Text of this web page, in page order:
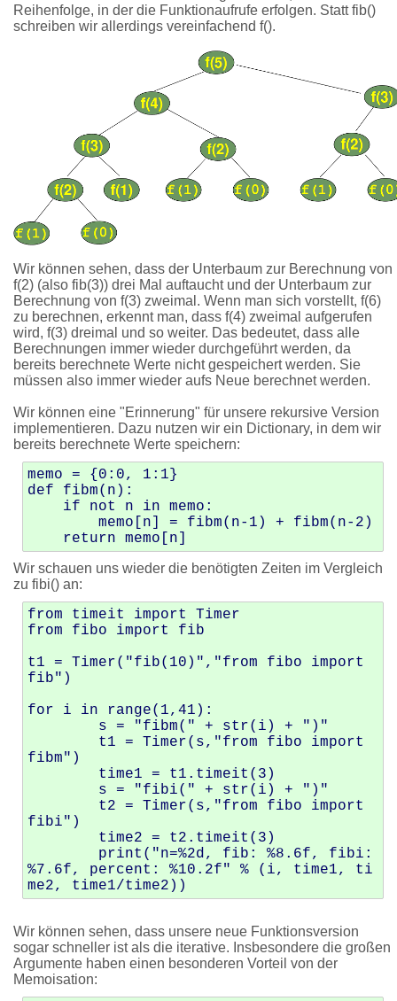
Reihenfolge, in der die Funktionaufrufe erfolgen. Statt fib()
schreiben wir allerdings vereinfachend f().
Wir können sehen, dass der Unterbaum zur Berechnung von
f(2) (also fib(3)) drei Mal auftaucht und der Unterbaum zur
Berechnung von f(3) zweimal. Wenn man sich vorstellt, f(6)
zu berechnen, erkennt man, dass f(4) zweimal aufgerufen
wird, f(3) dreimal und so weiter. Das bedeutet, dass alle
Berechnungen immer wieder durchgeführt werden, da
bereits berechnete Werte nicht gespeichert werden. Sie
müssen also immer wieder aufs Neue berechnet werden.
Wir können eine "Erinnerung" für unsere rekursive Version
implementieren. Dazu nutzen wir ein Dictionary, in dem wir
bereits berechnete Werte speichern:
memo = {0:0, 1:1}
def fibm(n):
Wir schauen uns wieder die benötigten Zeiten im Vergleich
zu fibi() an:
from timeit import Timer
from fibo import fib
t1 = Timer("fib(10)","from fibo import
fib")
for i in range(1,41):
fibm")
fibi")
%7.6f, percent: %10.2f" % (i, time1, ti
Wir können sehen, dass unsere neue Funktionsversion
sogar schneller ist als die iterative. Insbesondere die großen
Argumente haben einen besonderen Vorteil von der
Memoisation: